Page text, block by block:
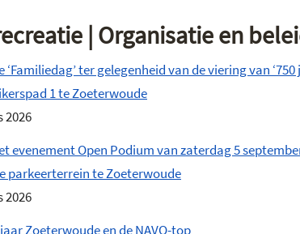
| Organisatie en
ter gelegenheid van de viering van
1 te Zoeterwoude
2026
evenement Open Podium van zaterdag 5
parkeerterrein te Zoeterwoude
2026
Zoeterwoude en de NAVO-top